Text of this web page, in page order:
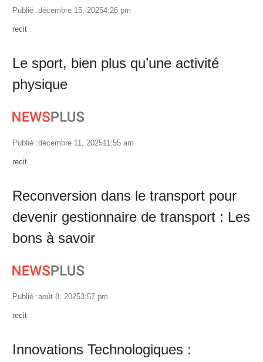
Publié :décembre 15, 20254:26 pm
Author
recit
Le sport, bien plus qu’une activité
physique
Publié :décembre 11, 202511:55 am
Author
recit
Reconversion dans le transport pour
devenir gestionnaire de transport : Les
bons à savoir
Publié :août 8, 20253:57 pm
Author
recit
Innovations Technologiques :